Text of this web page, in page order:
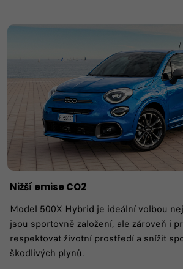
Nižší emise CO2
Model 500X Hybrid je ideální volbou
jsou sportovně založení, ale zároveň i
respektovat životní prostředí a snížit
škodlivých plynů.